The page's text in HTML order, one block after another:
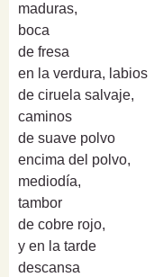
maduras,
boca
de fresa
en la verdura, labios
de ciruela salvaje,
caminos
de suave polvo
encima del polvo,
mediodía,
tambor
de cobre rojo,
y en la tarde
descansa